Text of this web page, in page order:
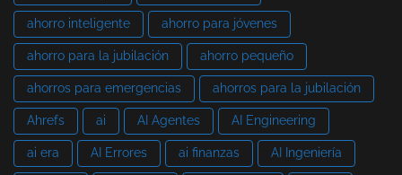
ahorro inteligente ahorro para jóvenes
ahorro para la jubilación ahorro pequeño
ahorros para emergencias ahorros para la jubilación
Ahrefs ai AI Agentes AI Engineering
ai era AI Errores ai finanzas AI Ingeniería